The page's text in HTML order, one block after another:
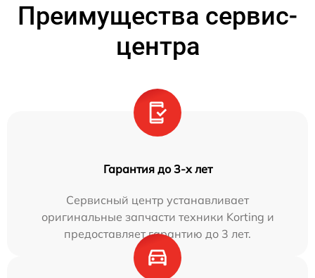
Преимущества сервис-
центра
Гарантия до 3-х лет
Сервисный центр устанавливает
оригинальные запчасти техники Korting и
предоставляет гарантию до 3 лет.